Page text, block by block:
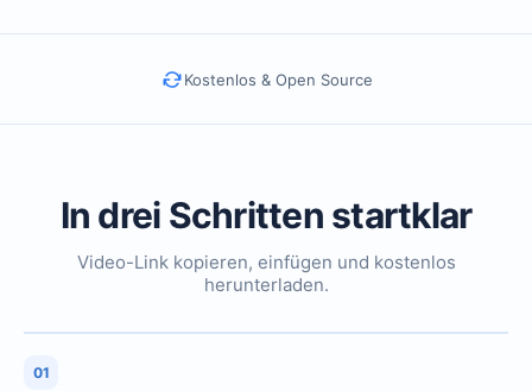
Kostenlos & Open Source
In drei Schritten startklar
Video-Link kopieren, einfügen und kostenlos
herunterladen.
01